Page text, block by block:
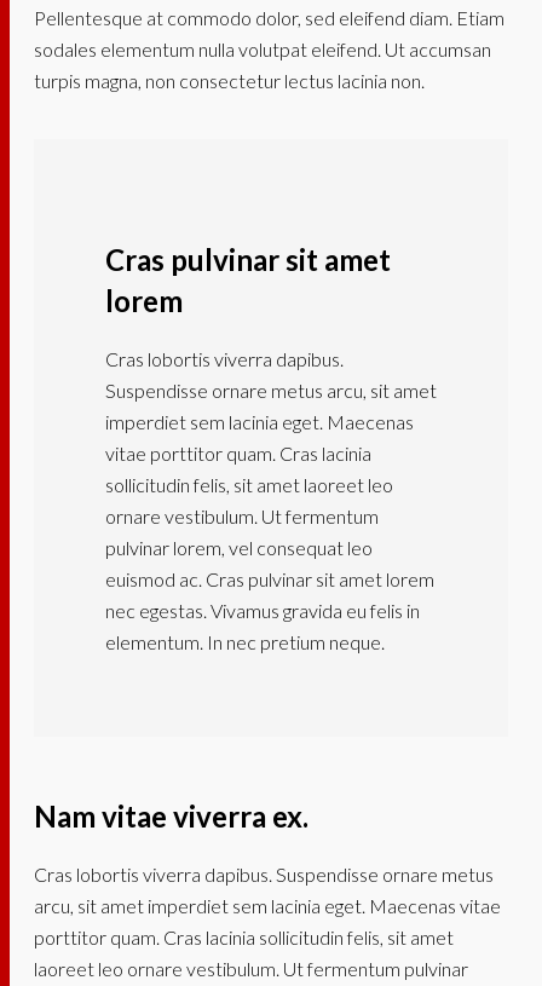
Pellentesque at commodo dolor, sed eleifend diam. Etiam
sodales elementum nulla volutpat eleifend. Ut accumsan
turpis magna, non consectetur lectus lacinia non.
Cras pulvinar sit amet
lorem
Cras lobortis viverra dapibus.
Suspendisse ornare metus arcu, sit amet
imperdiet sem lacinia eget. Maecenas
vitae porttitor quam. Cras lacinia
sollicitudin felis, sit amet laoreet leo
ornare vestibulum. Ut fermentum
pulvinar lorem, vel consequat leo
euismod ac. Cras pulvinar sit amet lorem
nec egestas. Vivamus gravida eu felis in
elementum. In nec pretium neque.
Nam vitae viverra ex.
Cras lobortis viverra dapibus. Suspendisse ornare metus
arcu, sit amet imperdiet sem lacinia eget. Maecenas vitae
porttitor quam. Cras lacinia sollicitudin felis, sit amet
laoreet leo ornare vestibulum. Ut fermentum pulvinar